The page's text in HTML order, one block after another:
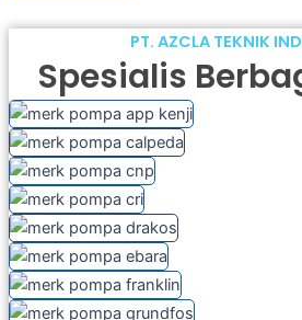
PT. AZCLA TEKNIK
Spesialis